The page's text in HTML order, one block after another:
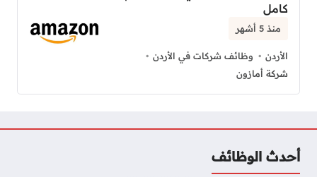
كامل
منذ 5 أشهر
الأردن
وظائف شركات في الأردن
شركة أمازون
أحدث الوظائف